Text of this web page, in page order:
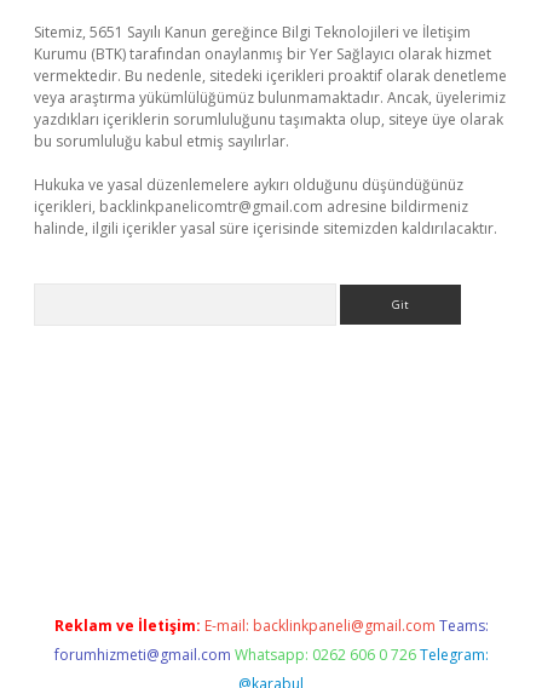
Sitemiz, 5651 Sayılı Kanun gereğince Bilgi Teknolojileri ve İletişim
Kurumu (BTK) tarafından onaylanmış bir Yer Sağlayıcı olarak hizmet
vermektedir. Bu nedenle, sitedeki içerikleri proaktif olarak denetleme
veya araştırma yükümlülüğümüz bulunmamaktadır. Ancak, üyelerimiz
yazdıkları içeriklerin sorumluluğunu taşımakta olup, siteye üye olarak
bu sorumluluğu kabul etmiş sayılırlar.
Hukuka ve yasal düzenlemelere aykırı olduğunu düşündüğünüz
içerikleri, backlinkpanelicomtr@gmail.com adresine bildirmeniz
halinde, ilgili içerikler yasal süre içerisinde sitemizden kaldırılacaktır.
Reklam ve İletişim: E-mail: backlinkpaneli@gmail.com Teams:
forumhizmeti@gmail.com Whatsapp: 0262 606 0 726 Telegram:
@karabul